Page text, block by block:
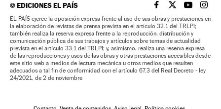
©EDICIONES EL PAÍS EL PAÍS BRASIL EN
EL PAÍSEL PAÍS
EL
EL PAÍS ejerce la oposición expresa frente al uso de sus obras y prestaciones en
la elaboración de revistas de prensa prevista en el artículo 32.1 del TRLPI;
también realiza la reserva expresa frente a la reproducción, distribución y
comunicación pública de sus trabajos y artículos sobre temas de actualidad
prevista en el artículo 33.1 del TRLPI; y, asimismo, realiza una reserva expresa
de las reproducciones y usos de las obras y otras prestaciones accesibles desde
este sitio web a medios de lectura mecánica u otros medios que resulten
adecuados a tal fin de conformidad con el artículo 67.3 del Real Decreto - ley
24/2021, de 2 de noviembre